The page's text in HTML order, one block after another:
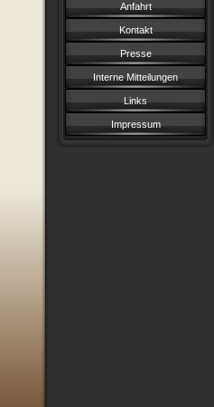
Anfahrt
Kontakt
Presse
Interne Mitteilungen
Links
Impressum